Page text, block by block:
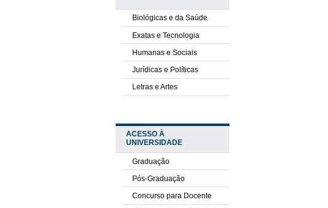
Biológicas e da Saúde
Exatas e Tecnologia
Humanas e Sociais
Jurídicas e Políticas
Letras e Artes
ACESSO À
UNIVERSIDADE
Graduação
Pós-Graduação
Concurso para Docente